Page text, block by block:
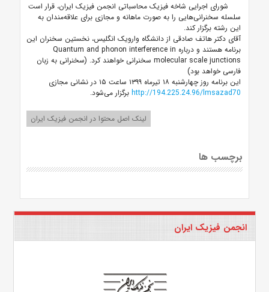
شورای اجرایی شاخه فیزیک محاسباتی انجمن فیزیک ایران، قرار است
سلسله‌ سخنرانی‌هایی را به صورت ماهانه و مجازی برای علاقه‌مندان به
این رشته برگزار کند.
آقای دکتر هاتف صادقی از دانشگاه وارویک انگلیس، نخستین سخنران این
برنامه هستند و درباره Quantum and phonon interference in
molecular scale junctions سخنرانی خواهند کرد. (سخنرانی به زبان
فارسی خواهد بود)
این برنامه روز چهارشنبه ۱۸ تیرماه ۱۳۹۹ ساعت ۱۵ در نشانی مجازی
http://194.225.24.96/lmsazad70 برگزار می‌شود.
لینک اصل محتوا در انجمن فیزیک ایران
برچسب ها
انجمن فیزیک ایران